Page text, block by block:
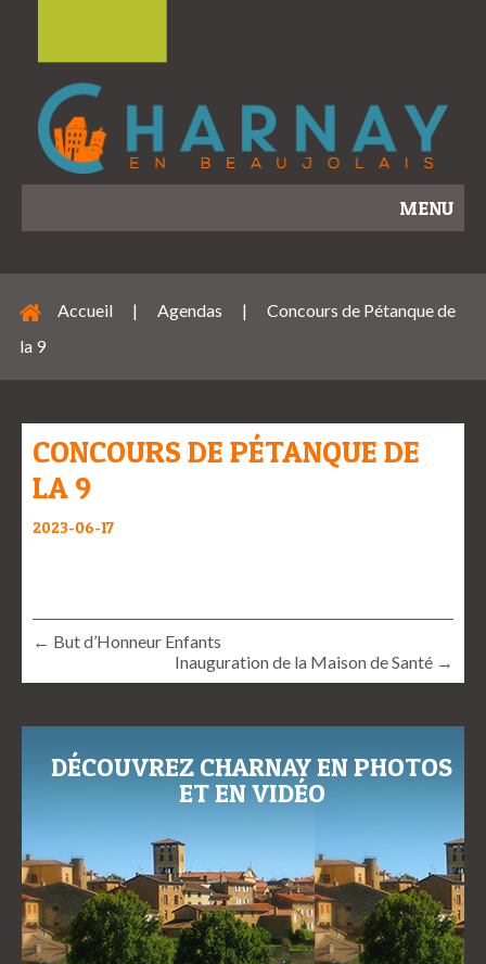
MENU
Accueil | Agendas |
Concours de Pétanque de
la 9
CONCOURS DE PÉTANQUE DE
LA 9
2023-06-17
← But d’Honneur Enfants
Inauguration de la Maison de Santé →
DÉCOUVREZ CHARNAY EN PHOTOS
ET EN VIDÉO